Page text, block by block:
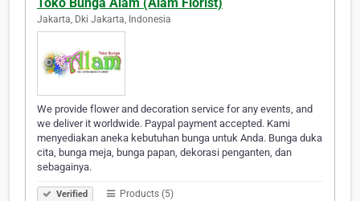
Toko Bunga Alam (Alam Florist)
Jakarta, Dki Jakarta, Indonesia
We provide flower and decoration service for any events, and
we deliver it worldwide. Paypal payment accepted. Kami
menyediakan aneka kebutuhan bunga untuk Anda. Bunga duka
cita, bunga meja, bunga papan, dekorasi penganten, dan
sebagainya.
Verified Products (5)